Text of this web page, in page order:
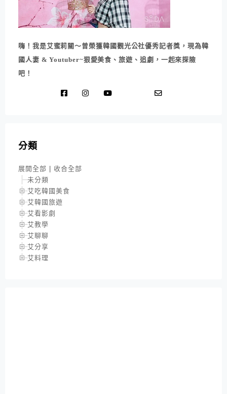
嗨！我是艾蜜莉關～曾榮獲韓國觀光公社優秀記者獎，現為韓
國人妻 & Youtuber~狠愛美食、旅遊、追劇，一起來探險
吧！
分類
展開全部
收合全部
未分類
艾吃韓國美食
艾韓國旅遊
艾看影劇
艾教學
艾聊聊
艾分享
艾料理